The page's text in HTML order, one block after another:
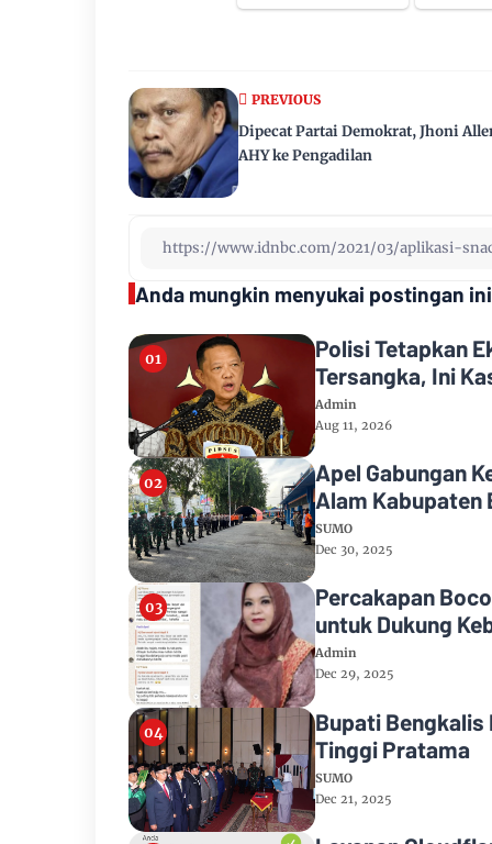
PREVIOUS
Dipecat Partai Demokrat, Jhoni
AHY ke Pengadilan
Anda mungkin menyukai postingan ini
Polisi Tetapkan
Tersangka, Ini
Admin
Aug 11, 2026
Apel Gabungan
Alam Kabupaten
SUMO
Dec 30, 2025
Percakapan
untuk Dukung
Admin
Dec 29, 2025
Bupati Bengkalis
Tinggi Pratama
SUMO
Dec 21, 2025